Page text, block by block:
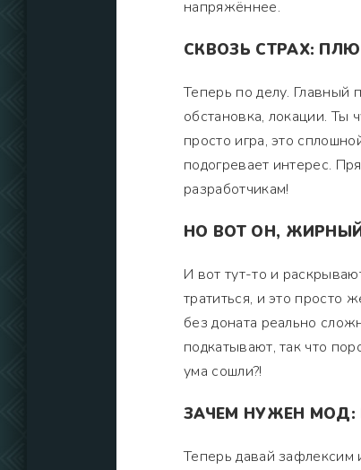
напряжённее.
СКВОЗЬ СТРАХ:
Теперь по делу.
обстановка, локации. Ты
просто игра, это
подогревает интерес.
разработчикам!
НО ВОТ ОН,
И вот тут-то и
тратиться, и это просто
без доната реально
подкатывают, так что
ума сошли?!
ЗАЧЕМ НУЖЕН МОД:
Теперь давай зафлексим